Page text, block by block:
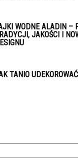
WODNE ALADIN –
JAKOŚCI I
TANIO